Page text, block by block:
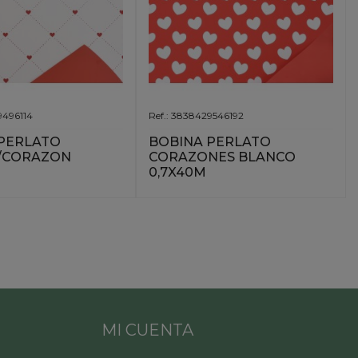
Ref.: 3838429546192
BOBINA PERLATO
CORAZONES BLANCO
0,7X40M
MI CUENTA